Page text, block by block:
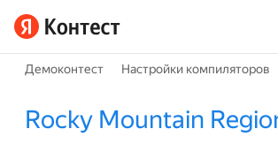
Демоконтест Настройки компиляторов
Rocky Mountain